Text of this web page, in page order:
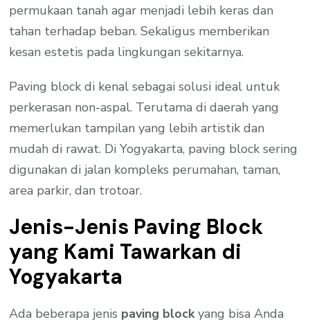
permukaan tanah agar menjadi lebih keras dan
tahan terhadap beban. Sekaligus memberikan
kesan estetis pada lingkungan sekitarnya.
Paving block di kenal sebagai solusi ideal untuk
perkerasan non-aspal. Terutama di daerah yang
memerlukan tampilan yang lebih artistik dan
mudah di rawat. Di Yogyakarta, paving block sering
digunakan di jalan kompleks perumahan, taman,
area parkir, dan trotoar.
Jenis-Jenis Paving Block
yang Kami Tawarkan di
Yogyakarta
Ada beberapa jenis paving blockyang bisa Anda